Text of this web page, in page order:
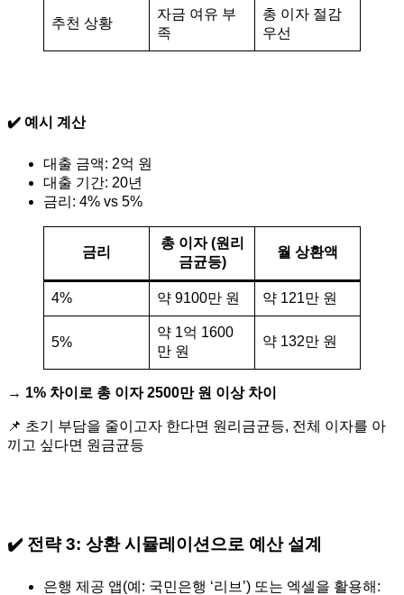
추천 상황
자금 여유 부
족
총 이자 절감
우선
✔️ 예시 계산
대출 금액: 2억 원
대출 기간: 20년
금리: 4% vs 5%
금리
총 이자 (원리
금균등)
월 상환액
4% 약 9100만 원 약 121만 원
5%
약 1억 1600
만 원
약 132만 원
→ 1% 차이로 총 이자 2500만 원 이상 차이
📌 초기 부담을 줄이고자 한다면 원리금균등, 전체 이자를 아
끼고 싶다면 원금균등
✔️ 전략 3: 상환 시뮬레이션으로 예산 설계
은행 제공 앱(예: 국민은행 ‘리브’) 또는 엑셀을 활용해: